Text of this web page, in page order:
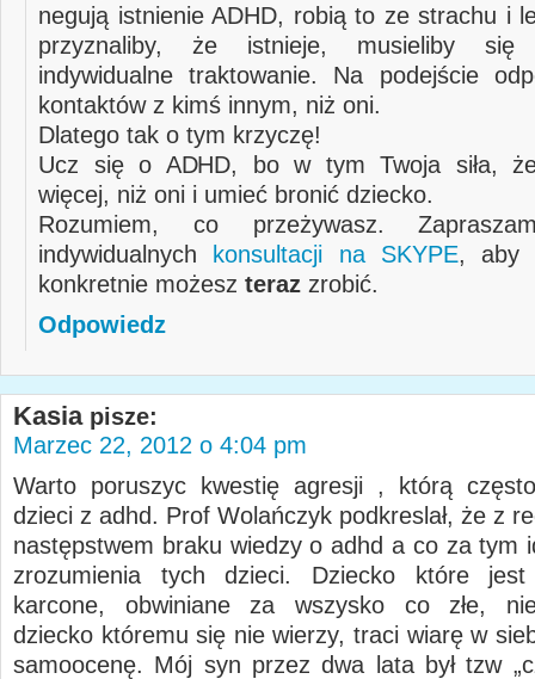
negują istnienie ADHD, robią to ze strachu i
przyznaliby, że istnieje, musieliby
indywidualne traktowanie. Na podejście
kontaktów z kimś innym, niż oni.
Dlatego tak o tym krzyczę!
Ucz się o ADHD, bo w tym Twoja siła,
więcej, niż oni i umieć bronić dziecko.
Rozumiem, co przeżywasz.
indywidualnych konsultacji na SKYPE, aby
konkretnie możesz teraz zrobić.
Odpowiedz
Kasia pisze:
Marzec 22, 2012 o 4:04 pm
Warto poruszyc kwestię agresji , którą
dzieci z adhd. Prof Wolańczyk podkreslał, że z
następstwem braku wiedzy o adhd a co za tym
zrozumienia tych dzieci. Dziecko które jest
karcone, obwiniane za wszysko co złe,
dziecko któremu się nie wierzy, traci wiarę w
samoocenę. Mój syn przez dwa lata był tzw